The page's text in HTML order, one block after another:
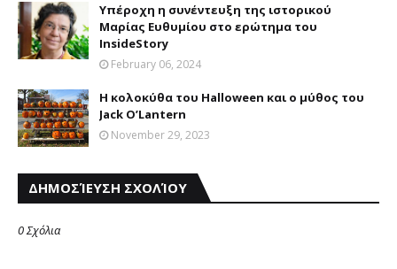
Υπέροχη η συνέντευξη της ιστορικού
Μαρίας Ευθυμίου στο ερώτημα του
InsideStory
February 06, 2024
Η κολοκύθα του Halloween και ο μύθος του
Jack O’Lantern
November 29, 2023
ΔΗΜΟΣΊΕΥΣΗ ΣΧΟΛΊΟΥ
0 Σχόλια